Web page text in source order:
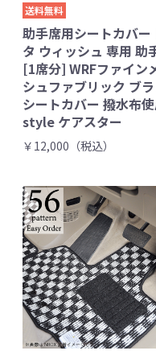
送料無料
助手席用シートカバー
タ ウィッシュ 専用 助
[1席分] WRFファイン
シュファブリック ブ
シートカバー 撥水布
style ケアスター
￥12,000（税込）